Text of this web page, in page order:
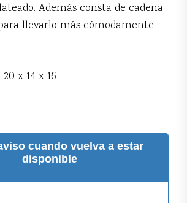
Además consta de cadena
llevarlo más cómodamente
x 14 x 16
cuando vuelva a estar
disponible